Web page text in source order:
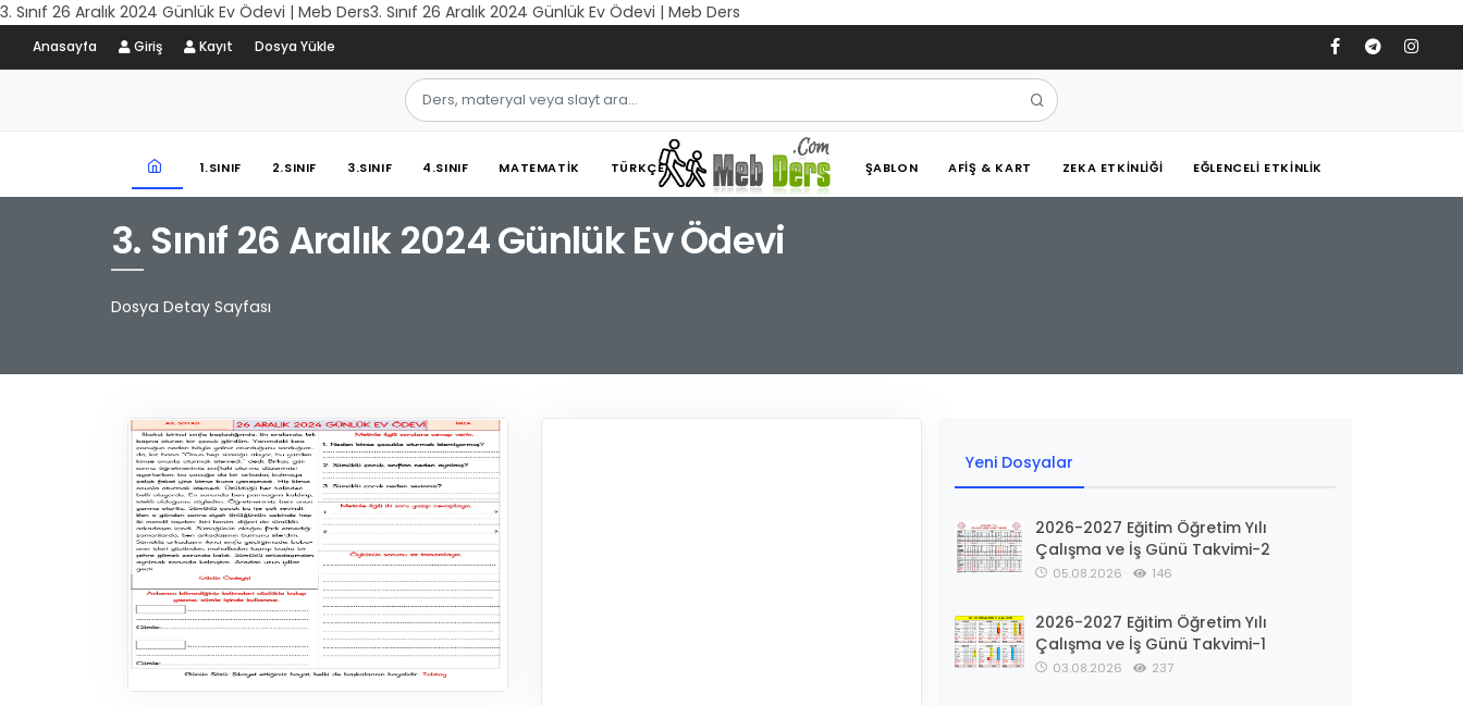
3. Sınıf 26 Aralık 2024 Günlük Ev Ödevi | Meb Ders3. Sınıf 26 Aralık 2024 Günlük Ev Ödevi | Meb Ders
Anasayfa Giriş Kayıt Dosya Yükle
1.SINIF 2.SINIF 3.SINIF 4.SINIF MATEMATIK TÜRKÇE ŞABLON AFIŞ & KART ZEKA ETKINLIĞI EĞLENCELI ETKINLIK
3. Sınıf 26 Aralık 2024 Günlük Ev Ödevi
Dosya Detay Sayfası
Yeni Dosyalar
2026-2027 Eğitim Öğretim Yılı
Çalışma ve İş Günü Takvimi-2
05.08.2026 146
2026-2027 Eğitim Öğretim Yılı
Çalışma ve İş Günü Takvimi-1
03.08.2026 237